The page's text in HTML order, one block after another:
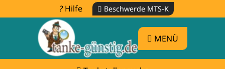
Hilfe Beschwerde MTS-K
MENÜ